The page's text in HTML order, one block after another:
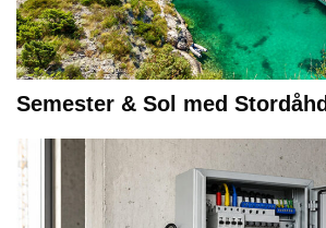
Semester & Sol med Stordåhd